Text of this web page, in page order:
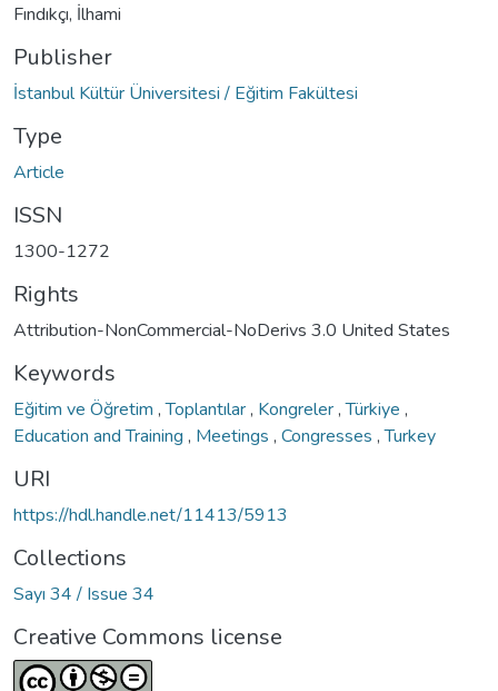
Fındıkçı, İlhami
Publisher
İstanbul Kültür Üniversitesi / Eğitim Fakültesi
Type
Article
ISSN
1300-1272
Rights
Attribution-NonCommercial-NoDerivs 3.0 United States
Keywords
Eğitim ve Öğretim ,Toplantılar, Kongreler,Türkiye ,
Education and Training , Meetings , Congresses ,Turkey
URI
https://hdl.handle.net/11413/5913
Collections
Sayı 34 / Issue 34
Creative Commons license